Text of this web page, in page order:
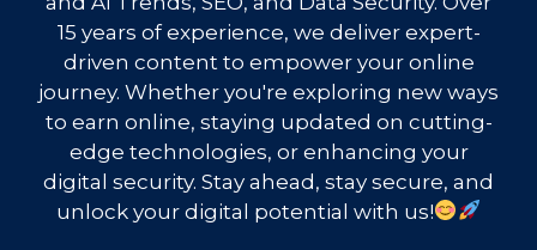
15 years of experience, we deliver expert-
driven content to empower your online
journey. Whether you're exploring new ways
to earn online, staying updated on cutting-
edge technologies, or enhancing your
digital security. Stay ahead, stay secure, and
unlock your digital potential with us!